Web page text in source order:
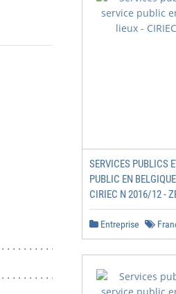
15
SERVICES PUBLICS
PUBLIC EN
CIRIEC N 2016/12 -
Entreprise